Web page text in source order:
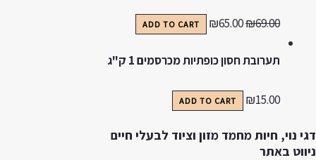
₪69.00
₪65.00
ADD TO CART
תערובת חסון כופתיות מכרסמים 1 ק"ג
₪15.00
ADD TO CART
נוי, חיות מחמד מזון וציוד לבעלי חיים
באתר